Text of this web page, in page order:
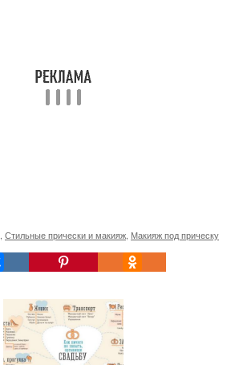
Стильные прически и макияж Макияж под прическу